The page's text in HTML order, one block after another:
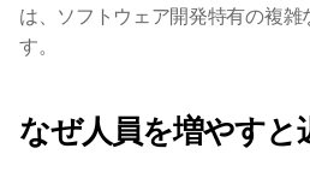
は、ソフトウェア開発特有の複雑
す。
なぜ人員を増やすと